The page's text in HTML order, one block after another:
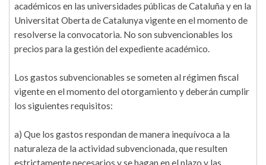
académicos en las universidades públicas de Cataluña y en la
Universitat Oberta de Catalunya vigente en el momento de
resolverse la convocatoria. No son subvencionables los
precios para la gestión del expediente académico.
Los gastos subvencionables se someten al régimen fiscal
vigente en el momento del otorgamiento y deberán cumplir
los siguientes requisitos:
a) Que los gastos respondan de manera inequívoca a la
naturaleza de la actividad subvencionada, que resulten